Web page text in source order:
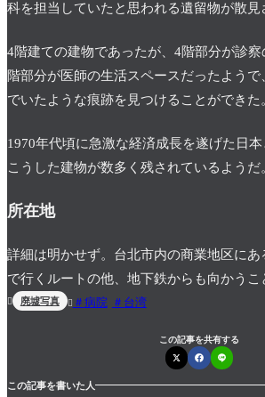
科を担当していたと思われる遺留物が散見
4階建ての建物であったが、4階部分が診
階部分が医師の生活スペースだったよう
でいたような痕跡を見つけることができた
1970年代頃に急激な経済成長を遂げた日
こうした建物が数多く残されているようだ
所在地
詳細は明かせず。台北市内の商業地区に
で行くルートの他、地下鉄からも向かうこ
 廃墟写真  病院 台湾
この記事を共有する
この記事を書いた人